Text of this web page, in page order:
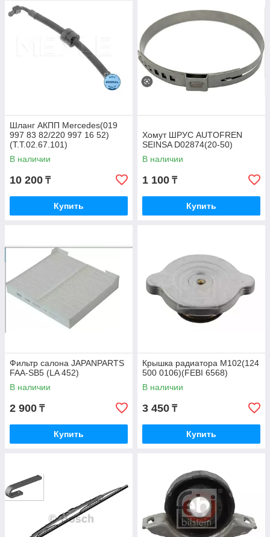
Шланг АКПП Mercedes(019
997 83 82/220 997 16 52)
(T.T.02.67.101)
В наличии
10 200 ₸
Купить
Хомут ШРУС AUTOFREN
SEINSA D02874(20-50)
В наличии
1 100 ₸
Купить
Фильтр салона JAPANPARTS
FAA-SB5 (LA 452)
В наличии
2 900 ₸
Купить
Крышка радиатора M102(124
500 0106)(FEBI 6568)
В наличии
3 450 ₸
Купить